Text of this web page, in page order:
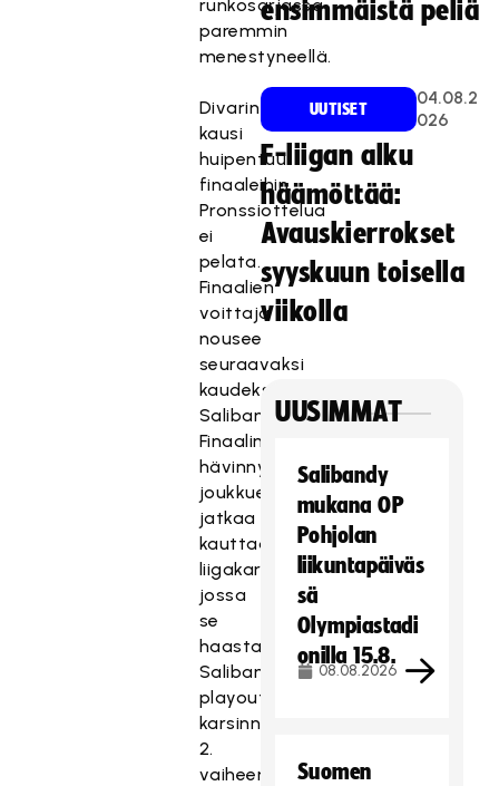
runkosarjassa
paremmin
menestyneellä.
Divarin
kausi
huipentuu
finaaleihin.
Pronssiottelua
ei
pelata.
Finaalien
voittaja
nousee
seuraavaksi
kaudeksi
Salibandyliigaan.
Finaalin
hävinnyt
joukkue
jatkaa
kauttaan
liigakarsintoihin,
jossa
se
haastaa
Salibandyliigan
playout-
karsinnan
2.
vaiheen
ensimmäistä peliä
UUTISET
04.08.2
026
F-liigan alku
häämöttää:
Avauskierrokset
syyskuun toisella
viikolla
UUSIMMAT
Salibandy
mukana OP
Pohjolan
liikuntapäiväs
sä
Olympiastadi
onilla 15.8.
08.08.2026
Suomen